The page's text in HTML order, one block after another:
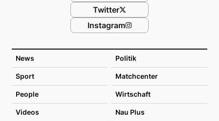
News Politik
Sport Matchcenter
People Wirtschaft
Videos Nau Plus
Twitter
Instagram